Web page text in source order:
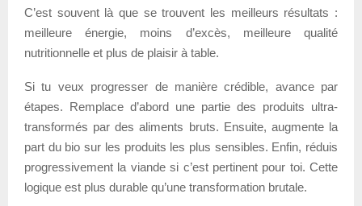
C’est souvent là que se trouvent les meilleurs résultats :
meilleure énergie, moins d’excès, meilleure qualité
nutritionnelle et plus de plaisir à table.
Si tu veux progresser de manière crédible, avance par
étapes. Remplace d’abord une partie des produits ultra-
transformés par des aliments bruts. Ensuite, augmente la
part du bio sur les produits les plus sensibles. Enfin, réduis
progressivement la viande si c’est pertinent pour toi. Cette
logique est plus durable qu’une transformation brutale.